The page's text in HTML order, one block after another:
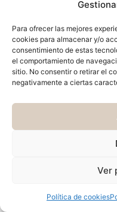
Para ofrecer las mejores
cookies para almacenar y/o
consentimiento de estas
el comportamiento de
sitio. No consentir o retirar el
negativamente a ciertas
Ver
Política de cookies